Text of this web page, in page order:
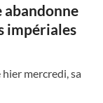
impériales
mercredi, sa